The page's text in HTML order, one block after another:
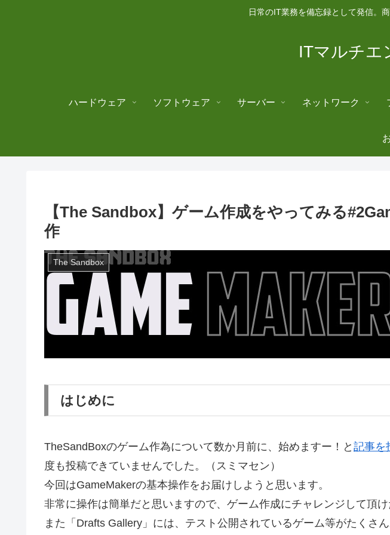
日常のIT業務を備忘録として発信。
ITマルチエ
ハードウェア ソフトウェア サーバー ネットワーク
【The Sandbox】ゲーム作成をやってみる
作
The Sandbox
はじめに
TheSandBoxのゲーム作為について数か月前に、始めますー！と 記事を
度も投稿できていませんでした。（スミマセン）
今回はGameMakerの基本操作をお届けしようと思います。
非常に操作は簡単だと思いますので、ゲーム作成にチャレンジして頂け
また「Drafts Gallery」には、テスト公開されているゲーム等がたくさ